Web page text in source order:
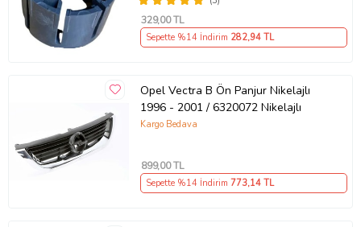
329,00 TL
Sepette %14 İndirim 282,94 TL
Opel Vectra B Ön Panjur Nikelajlı
1996 - 2001 / 6320072 Nikelajlı
Kargo Bedava
899,00 TL
Sepette %14 İndirim 773,14 TL